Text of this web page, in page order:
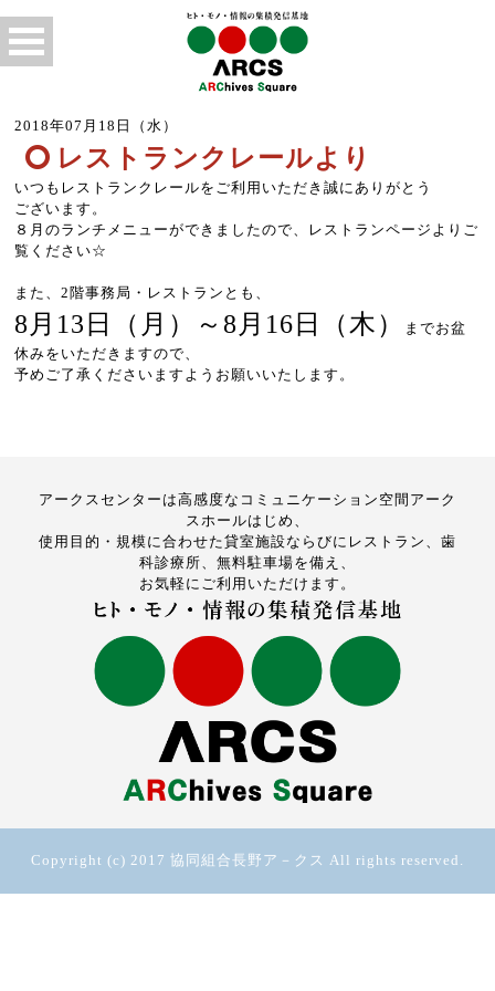
2018年07月18日（水）
レストランクレールより
いつもレストランクレールをご利用いただき誠にありがとう
ございます。
８月のランチメニューができましたので、レストランページよりご
覧ください☆
また、2階事務局・レストランとも、
8月13日（月）～8月16日（木）
までお盆
休みをいただきますので、
予めご了承くださいますようお願いいたします。
アークスセンターは高感度なコミュニケーション空間アーク
スホールはじめ、
使用目的・規模に合わせた貸室施設ならびにレストラン、歯
科診療所、無料駐車場を備え、
お気軽にご利用いただけます。
Copyright (c) 2017 協同組合長野ア－クス All rights reserved.